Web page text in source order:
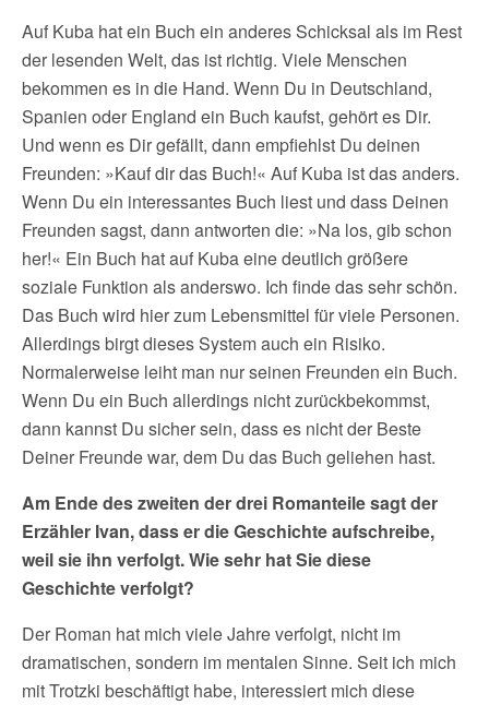
Auf Kuba hat ein Buch ein anderes Schicksal als im Rest
der lesenden Welt, das ist richtig. Viele Menschen
bekommen es in die Hand. Wenn Du in Deutschland,
Spanien oder England ein Buch kaufst, gehört es Dir.
Und wenn es Dir gefällt, dann empfiehlst Du deinen
Freunden: »Kauf dir das Buch!« Auf Kuba ist das anders.
Wenn Du ein interessantes Buch liest und dass Deinen
Freunden sagst, dann antworten die: »Na los, gib schon
her!« Ein Buch hat auf Kuba eine deutlich größere
soziale Funktion als anderswo. Ich finde das sehr schön.
Das Buch wird hier zum Lebensmittel für viele Personen.
Allerdings birgt dieses System auch ein Risiko.
Normalerweise leiht man nur seinen Freunden ein Buch.
Wenn Du ein Buch allerdings nicht zurückbekommst,
dann kannst Du sicher sein, dass es nicht der Beste
Deiner Freunde war, dem Du das Buch geliehen hast.
Am Ende des zweiten der drei Romanteile sagt der
Erzähler Ivan, dass er die Geschichte aufschreibe,
weil sie ihn verfolgt. Wie sehr hat Sie diese
Geschichte verfolgt?
Der Roman hat mich viele Jahre verfolgt, nicht im
dramatischen, sondern im mentalen Sinne. Seit ich mich
mit Trotzki beschäftigt habe, interessiert mich diese